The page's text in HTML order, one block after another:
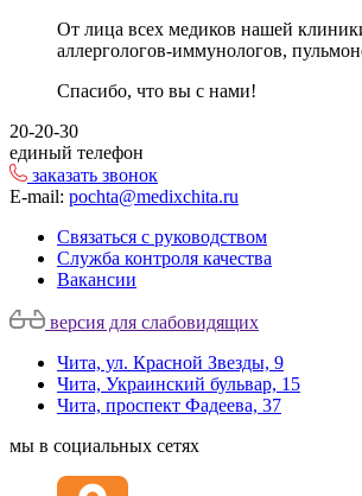
От лица всех медиков нашей
аллергологов-иммунологов,
Спасибо, что вы с нами!
20-20-30
единый телефон
заказать звонок
E-mail: pochta@medixchita.ru
Связаться с руководством
Служба контроля качества
Вакансии
версия для слабовидящих
Чита, ул. Красной Звезды, 9
Чита, Украинский бульвар, 15
Чита, проспект Фадеева, 37
мы в социальных сетях